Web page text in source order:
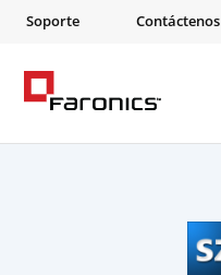
Soporte Contáctenos